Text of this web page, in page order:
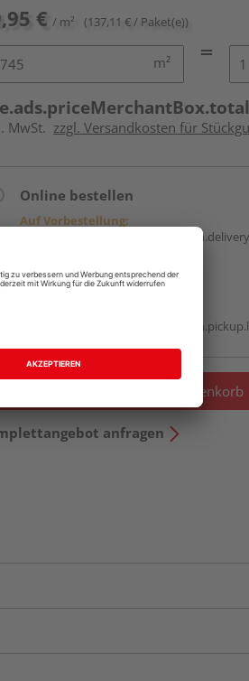
€ / m² (137,11 € / Paket(e))
m²
MwSt. zzgl. Versandkosten für
Online bestellen
Auf Vorbestellung:
Beim Händler abholen
In den Warenkorb
anfragen